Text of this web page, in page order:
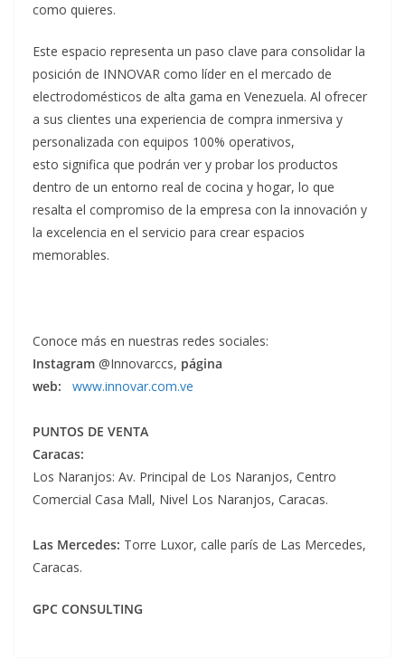
como quieres.
Este espacio representa un paso clave para consolidar la
posición de INNOVAR como líder en el mercado de
electrodomésticos de alta gama en Venezuela. Al ofrecer
a sus clientes una experiencia de compra inmersiva y
personalizada con equipos 100% operativos,
esto significa que podrán ver y probar los productos
dentro de un entorno real de cocina y hogar, lo que
resalta el compromiso de la empresa con la innovación y
la excelencia en el servicio para crear espacios
memorables.
Conoce más en nuestras redes sociales:
Instagram @Innovarccs, página
web:
www.innovar.com.ve
PUNTOS DE VENTA
Caracas:
Los Naranjos: Av. Principal de Los Naranjos, Centro
Comercial Casa Mall, Nivel Los Naranjos, Caracas.
Las Mercedes: Torre Luxor, calle parís de Las Mercedes,
Caracas.
GPC CONSULTING